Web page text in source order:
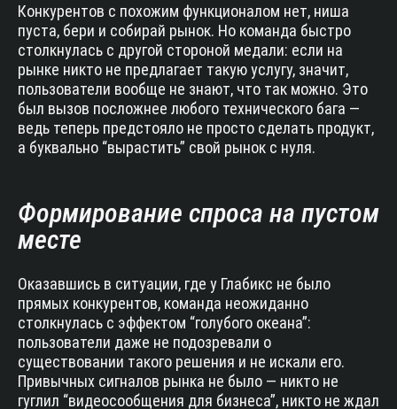
Конкурентов с похожим функционалом нет, ниша
пуста, бери и собирай рынок. Но команда быстро
столкнулась с другой стороной медали: если на
рынке никто не предлагает такую услугу, значит,
пользователи вообще не знают, что так можно. Это
был вызов посложнее любого технического бага —
ведь теперь предстояло не просто сделать продукт,
а буквально “вырастить” свой рынок с нуля.
Формирование спроса на пустом
месте
Оказавшись в ситуации, где у Глабикс не было
прямых конкурентов, команда неожиданно
столкнулась с эффектом “голубого океана”:
пользователи даже не подозревали о
существовании такого решения и не искали его.
Привычных сигналов рынка не было — никто не
гуглил “видеосообщения для бизнеса”, никто не ждал